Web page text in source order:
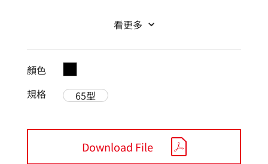
看更多
顏色
規格
65型
Download File